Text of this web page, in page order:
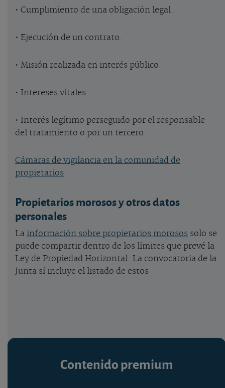
• Cumplimiento de una obligación legal.
• Ejecución de un contrato.
• Misión realizada en interés público.
• Intereses vitales.
• Interés legítimo perseguido por el responsable
del tratamiento o por un tercero.
Cámaras de vigilancia en la comunidad de
propietarios.
Propietarios morosos y otros datos
personales
La información sobre propietarios morosos solo se
puede compartir dentro de los límites que prevé la
Ley de Propiedad Horizontal. La convocatoria de la
Junta sí incluye el listado de estos
Contenido premium